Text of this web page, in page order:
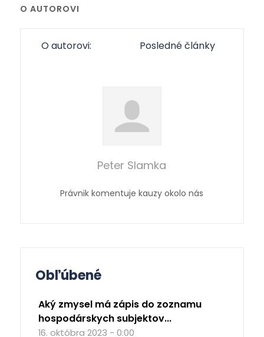
O AUTOROVI
O autorovi: Posledné články
Peter Slamka
Právnik komentuje kauzy okolo nás
Obľúbené
Aký zmysel má zápis do zoznamu
hospodárskych subjektov...
16. októbra 2023 - 0:00